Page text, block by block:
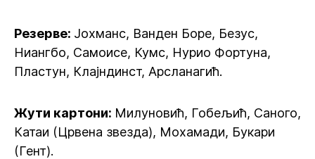
Резерве: Јохманс, Ванден Боре, Безус,
Ниангбо, Самоисе, Кумс, Нурио Фортуна,
Пластун, Клајндинст, Арсланагић.
Жути картони: Милуновић, Гобељић, Саного,
Катаи (Црвена звезда), Мохамади, Букари
(Гент).